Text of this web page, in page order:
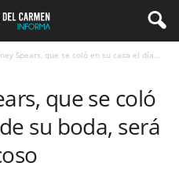
Spears, que se coló en su casa el día...
que se coló
su boda, será